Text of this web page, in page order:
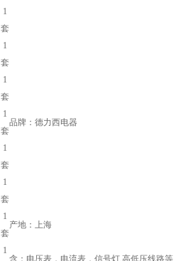
1
套
品牌： 德力西电器
1
套
1
套
1
套
1
套
1
套
1
套
产地： 上海
1
含：电压表，电流表，信号灯,高低压线路等